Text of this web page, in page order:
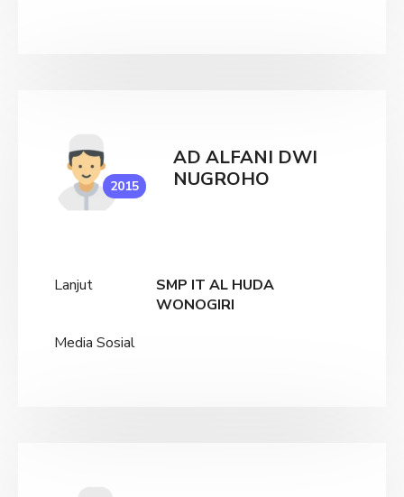
2015
AD ALFANI DWI
NUGROHO
Lanjut
SMP IT AL HUDA
WONOGIRI
Media Sosial